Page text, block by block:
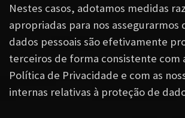
Nestes casos, adotamos medidas
apropriadas para nos assegurarmos
dados pessoais são efetivamente
terceiros de forma consistente com
Política de Privacidade e com as
internas relativas à proteção de